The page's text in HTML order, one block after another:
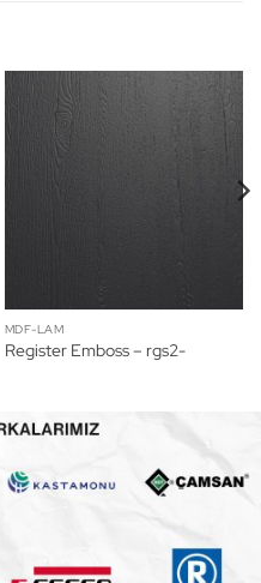
MDF-LAM
Register Emboss – rgs2-